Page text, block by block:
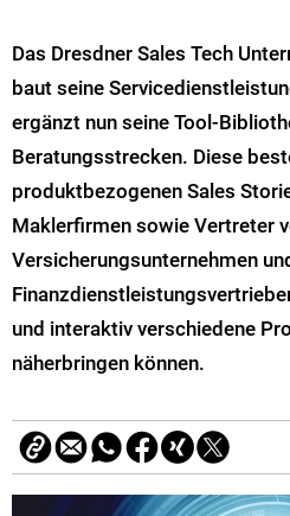
Das Dresdner Sales Tech
baut seine
ergänzt nun seine Tool-
Beratungsstrecken. Diese
produktbezogenen Sales
Maklerfirmen sowie Vertreter
Versicherungsunternehmen
und interaktiv verschiedene
näherbringen können.